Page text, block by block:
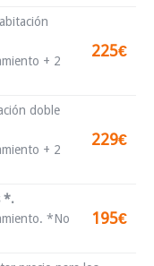
+ 2
225€
doble
+ 2
229€
*.
*No
195€